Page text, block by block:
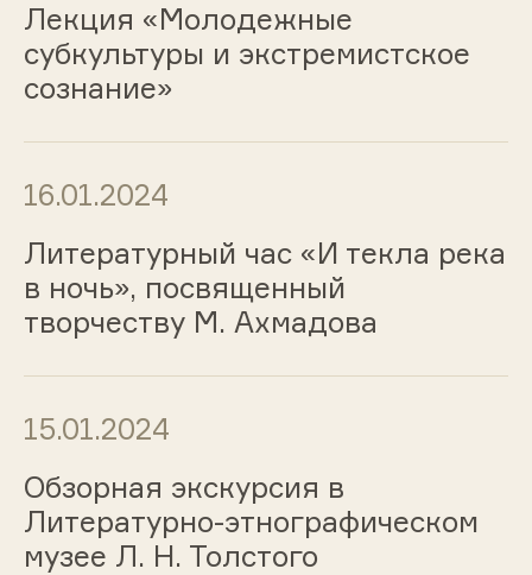
Лекция «Молодежные
субкультуры и экстремистское
сознание»
16.01.2024
Литературный час «И текла река
в ночь», посвященный
творчеству М. Ахмадова
15.01.2024
Обзорная экскурсия в
Литературно-этнографическом
музее Л. Н. Толстого